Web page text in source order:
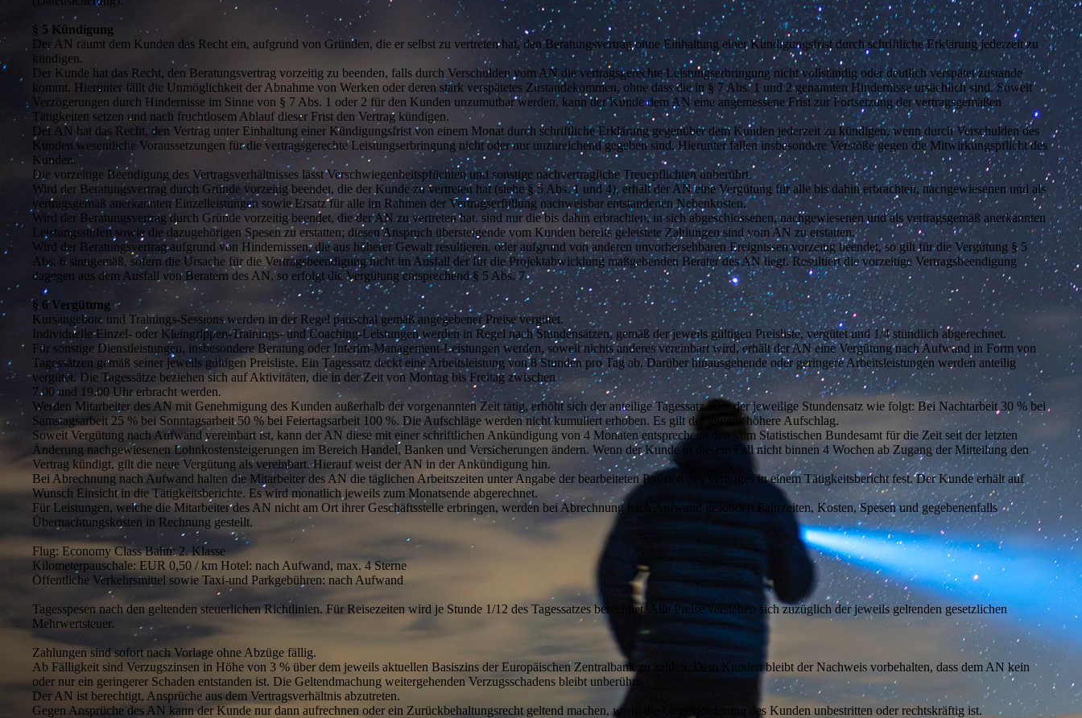
§ 5 Kündigung
Der AN räumt dem Kunden das Recht ein, aufgrund von Gründen, die er selbst zu vertreten hat, den Beratungsvertrag ohne Einhaltung einer Kündigungsfrist durch schriftliche Erklärung jederzeit zu
kündigen.
Der Kunde hat das Recht, den Beratungsvertrag vorzeitig zu beenden, falls durch Verschulden vom AN die vertragsgerechte Leistungserbringung nicht vollständig oder deutlich verspätet zustande
kommt. Hierunter fällt die Unmöglichkeit der Abnahme von Werken oder deren stark verspätetes Zustandekommen, ohne dass die in § 7 Abs. 1 und 2 genannten Hindernisse ursächlich sind. Soweit
Verzögerungen durch Hindernisse im Sinne von § 7 Abs. 1 oder 2 für den Kunden unzumutbar werden, kann der Kunde dem AN eine angemessene Frist zur Fortsetzung der vertragsgemäßen
Tätigkeiten setzen und nach fruchtlosem Ablauf dieser Frist den Vertrag kündigen.
Der AN hat das Recht, den Vertrag unter Einhaltung einer Kündigungsfrist von einem Monat durch schriftliche Erklärung gegenüber dem Kunden jederzeit zu kündigen, wenn durch Verschulden des
Kunden wesentliche Voraussetzungen für die vertragsgerechte Leistungserbringung nicht oder nur unzureichend gegeben sind. Hierunter fallen insbesondere Verstöße gegen die Mitwirkungspflicht des
Kunden.
Die vorzeitige Beendigung des Vertragsverhältnisses lässt Verschwiegenheitspflichten und sonstige nachvertragliche Treuepflichten unberührt.
Wird der Beratungsvertrag durch Gründe vorzeitig beendet, die der Kunde zu vertreten hat (siehe § 5 Abs. 1 und 4), erhält der AN eine Vergütung für alle bis dahin erbrachten, nachgewiesenen und als
vertragsgemäß anerkannten Einzelleistungen sowie Ersatz für alle im Rahmen der Vertragserfüllung nachweisbar entstandenen Nebenkosten.
Wird der Beratungsvertrag durch Gründe vorzeitig beendet, die der AN zu vertreten hat, sind nur die bis dahin erbrachten, in sich abgeschlossenen, nachgewiesenen und als vertragsgemäß anerkannten
Leistungsstufen sowie die dazugehörigen Spesen zu erstatten; diesen Anspruch übersteigende vom Kunden bereits geleistete Zahlungen sind vom AN zu erstatten.
Wird der Beratungsvertrag aufgrund von Hindernissen, die aus höherer Gewalt resultieren, oder aufgrund von anderen unvorhersehbaren Ereignissen vorzeitig beendet, so gilt für die Vergütung § 5
Abs. 6 sinngemäß, sofern die Ursache für die Vertragsbeendigung nicht im Ausfall der für die Projektabwicklung maßgebenden Berater des AN liegt. Resultiert die vorzeitige Vertragsbeendigung
dagegen aus dem Ausfall von Beratern des AN, so erfolgt die Vergütung entsprechend § 5 Abs. 7.
§ 6 Vergütung
Kursangebote und Trainings-Sessions werden in der Regel pauschal gemäß angegebener Preise vergütet.
Individuelle Einzel- oder Kleingrippen-Trainings- und Coaching-Leistungen werden in Regel nach Stundensätzen, gemäß der jeweils gültigen Preisliste, vergütet und 1/4 stündlich abgerechnet.
Für sonstige Dienstleistungen, insbesondere Beratung oder Interim-Management-Leistungen werden, soweit nichts anderes vereinbart wird, erhält der AN eine Vergütung nach Aufwand in Form von
Tagessätzen gemäß seiner jeweils gültigen Preisliste. Ein Tagessatz deckt eine Arbeitsleistung von 8 Stunden pro Tag ab. Darüber hinausgehende oder geringere Arbeitsleistungen werden anteilig
vergütet. Die Tagessätze beziehen sich auf Aktivitäten, die in der Zeit von Montag bis Freitag zwischen
7.00 und 19.00 Uhr erbracht werden.
Werden Mitarbeiter des AN mit Genehmigung des Kunden außerhalb der vorgenannten Zeit tätig, erhöht sich der anteilige Tagessatz oder der jeweilige Stundensatz wie folgt: Bei Nachtarbeit 30 % bei
Samstagsarbeit 25 % bei Sonntagsarbeit 50 % bei Feiertagsarbeit 100 %. Die Aufschläge werden nicht kumuliert erhoben. Es gilt der jeweils höhere Aufschlag.
Soweit Vergütung nach Aufwand vereinbart ist, kann der AN diese mit einer schriftlichen Ankündigung von 4 Monaten entsprechend den vom Statistischen Bundesamt für die Zeit seit der letzten
Änderung nachgewiesenen Lohnkostensteigerungen im Bereich Handel, Banken und Versicherungen ändern. Wenn der Kunde in diesem Fall nicht binnen 4 Wochen ab Zugang der Mitteilung den
Vertrag kündigt, gilt die neue Vergütung als vereinbart. Hierauf weist der AN in der Ankündigung hin.
Bei Abrechnung nach Aufwand halten die Mitarbeiter des AN die täglichen Arbeitszeiten unter Angabe der bearbeiteten Position des Vertrages in einem Tätigkeitsbericht fest. Der Kunde erhält auf
Wunsch Einsicht in die Tätigkeitsberichte. Es wird monatlich jeweils zum Monatsende abgerechnet.
Für Leistungen, welche die Mitarbeiter des AN nicht am Ort ihrer Geschäftsstelle erbringen, werden bei Abrechnung nach Aufwand gesondert Fahrzeiten, Kosten, Spesen und gegebenenfalls
Übernachtungskosten in Rechnung gestellt.
Flug: Economy Class Bahn: 2. Klasse
Kilometerpauschale: EUR 0,50 / km Hotel: nach Aufwand, max. 4 Sterne
Öffentliche Verkehrsmittel sowie Taxi-und Parkgebühren: nach Aufwand
Tagesspesen nach den geltenden steuerlichen Richtlinien. Für Reisezeiten wird je Stunde 1/12 des Tagessatzes berechnet. Alle Preise verstehen sich zuzüglich der jeweils geltenden gesetzlichen
Mehrwertsteuer.
Zahlungen sind sofort nach Vorlage ohne Abzüge fällig.
Ab Fälligkeit sind Verzugszinsen in Höhe von 3 % über dem jeweils aktuellen Basiszins der Europäischen Zentralbank zu zahlen. Dem Kunden bleibt der Nachweis vorbehalten, dass dem AN kein
oder nur ein geringerer Schaden entstanden ist. Die Geltendmachung weitergehenden Verzugsschadens bleibt unberührt.
Der AN ist berechtigt, Ansprüche aus dem Vertragsverhältnis abzutreten.
Gegen Ansprüche des AN kann der Kunde nur dann aufrechnen oder ein Zurückbehaltungsrecht geltend machen, wenn die Gegenforderung des Kunden unbestritten oder rechtskräftig ist.